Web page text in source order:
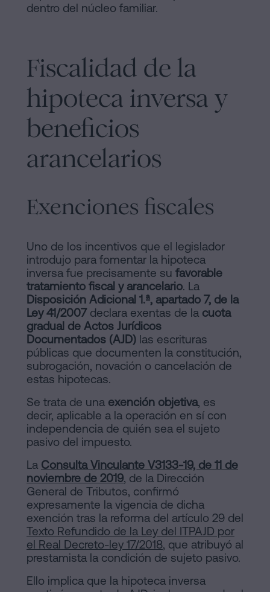
dentro del núcleo familiar.
Fiscalidad de la
hipoteca inversa y
beneficios
arancelarios
Exenciones fiscales
Uno de los incentivos que el legislador
introdujo para fomentar la hipoteca
inversa fue precisamente su favorable
tratamiento fiscal y arancelario. La
Disposición Adicional 1.ª, apartado 7, de la
Ley 41/2007 declara exentas de la cuota
gradual de Actos Jurídicos
Documentados (AJD) las escrituras
públicas que documenten la constitución,
subrogación, novación o cancelación de
estas hipotecas.
Se trata de una exención objetiva, es
decir, aplicable a la operación en sí con
independencia de quién sea el sujeto
pasivo del impuesto.
La Consulta Vinculante V3133-19, de 11 de
noviembre de 2019, de la Dirección
General de Tributos, confirmó
expresamente la vigencia de dicha
exención tras la reforma del artículo 29 del
Texto Refundido de la Ley del ITPAJD por
el Real Decreto-ley 17/2018, que atribuyó al
prestamista la condición de sujeto pasivo.
Ello implica que la hipoteca inversa